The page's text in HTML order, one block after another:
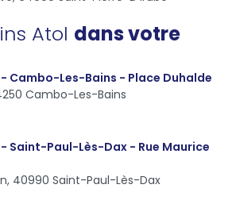
Atol dans votre
Cambo-Les-Bains - Place Duhalde
Cambo-Les-Bains
Saint-Paul-Lès-Dax - Rue Maurice
40990 Saint-Paul-Lès-Dax